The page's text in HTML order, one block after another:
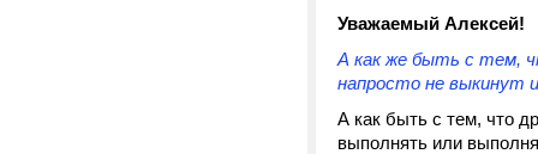
Уважаемый Алексей!
А как же быть с тем,
напросто не выкинут
А как быть с тем, что
выполнять или